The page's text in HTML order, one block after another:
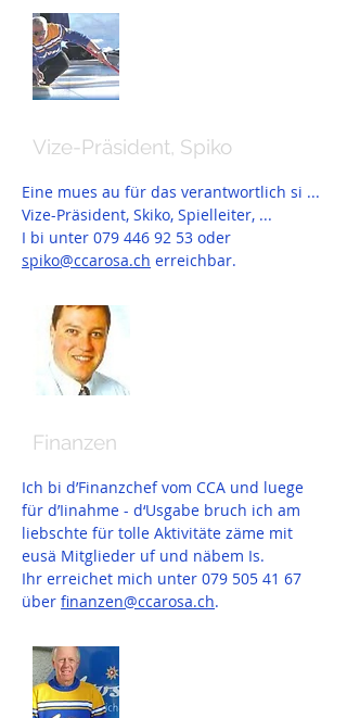
Vize-Präsident, Spiko
Eine mues au für das verantwortlich si ...
Vize-Präsident, Skiko, Spielleiter, ...
I bi unter 079 446 92 53 oder
spiko@ccarosa.ch erreichbar.
Finanzen
Ich bi d’Finanzchef vom CCA und luege
für d’Iinahme - d‘Usgabe bruch ich am
liebschte für tolle Aktivitäte zäme mit
eusä Mitglieder uf und näbem Is.
Ihr erreichet mich unter 079 505 41 67
über finanzen@ccarosa.ch.